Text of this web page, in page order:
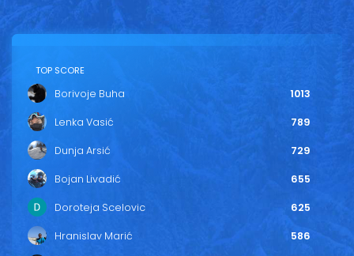
TOP SCORE
Borivoje Buha 1013
Lenka Vasić 789
Dunja Arsić 729
Bojan Livadić 655
Doroteja Scelovic 625
Hranislav Marić 586